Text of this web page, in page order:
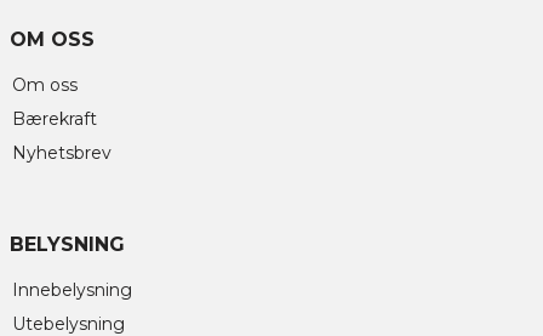
OM OSS
Om oss
Bærekraft
Nyhetsbrev
BELYSNING
Innebelysning
Utebelysning